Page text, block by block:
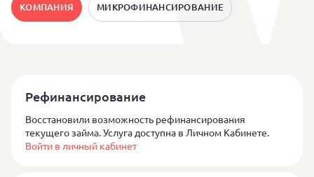
КОМПАНИЯ МИКРОФИНАНСИРОВАНИЕ
Рефинансирование
Восстановили возможность рефинансирования
текущего займа. Услуга доступна в Личном Кабинете.
Войти в личный кабинет